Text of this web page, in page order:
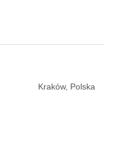
Kraków, Polska